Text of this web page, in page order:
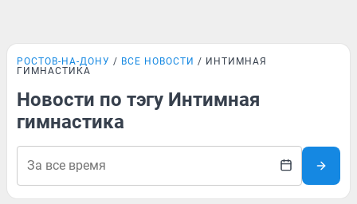
РОСТОВ-НА-ДОНУ ВСЕ НОВОСТИ
ИНТИМНАЯ
ГИМНАСТИКА
Новости по тэгу Интимная
гимнастика